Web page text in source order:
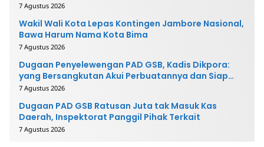
7 Agustus 2026
Wakil Wali Kota Lepas Kontingen Jambore Nasional,
Bawa Harum Nama Kota Bima
7 Agustus 2026
Dugaan Penyelewengan PAD GSB, Kadis Dikpora:
yang Bersangkutan Akui Perbuatannya dan Siap
Mengembalikan Uang
7 Agustus 2026
Dugaan PAD GSB Ratusan Juta tak Masuk Kas
Daerah, Inspektorat Panggil Pihak Terkait
7 Agustus 2026